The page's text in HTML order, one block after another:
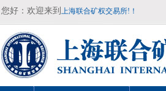
您好：欢迎来到 上海联合矿权交易所!！